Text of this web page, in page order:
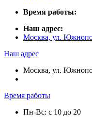
Время работы:
Наш адрес:
Москва, ул.
Наш адрес
Москва, ул.
Время работы
Пн-Вс: с 10 до 20